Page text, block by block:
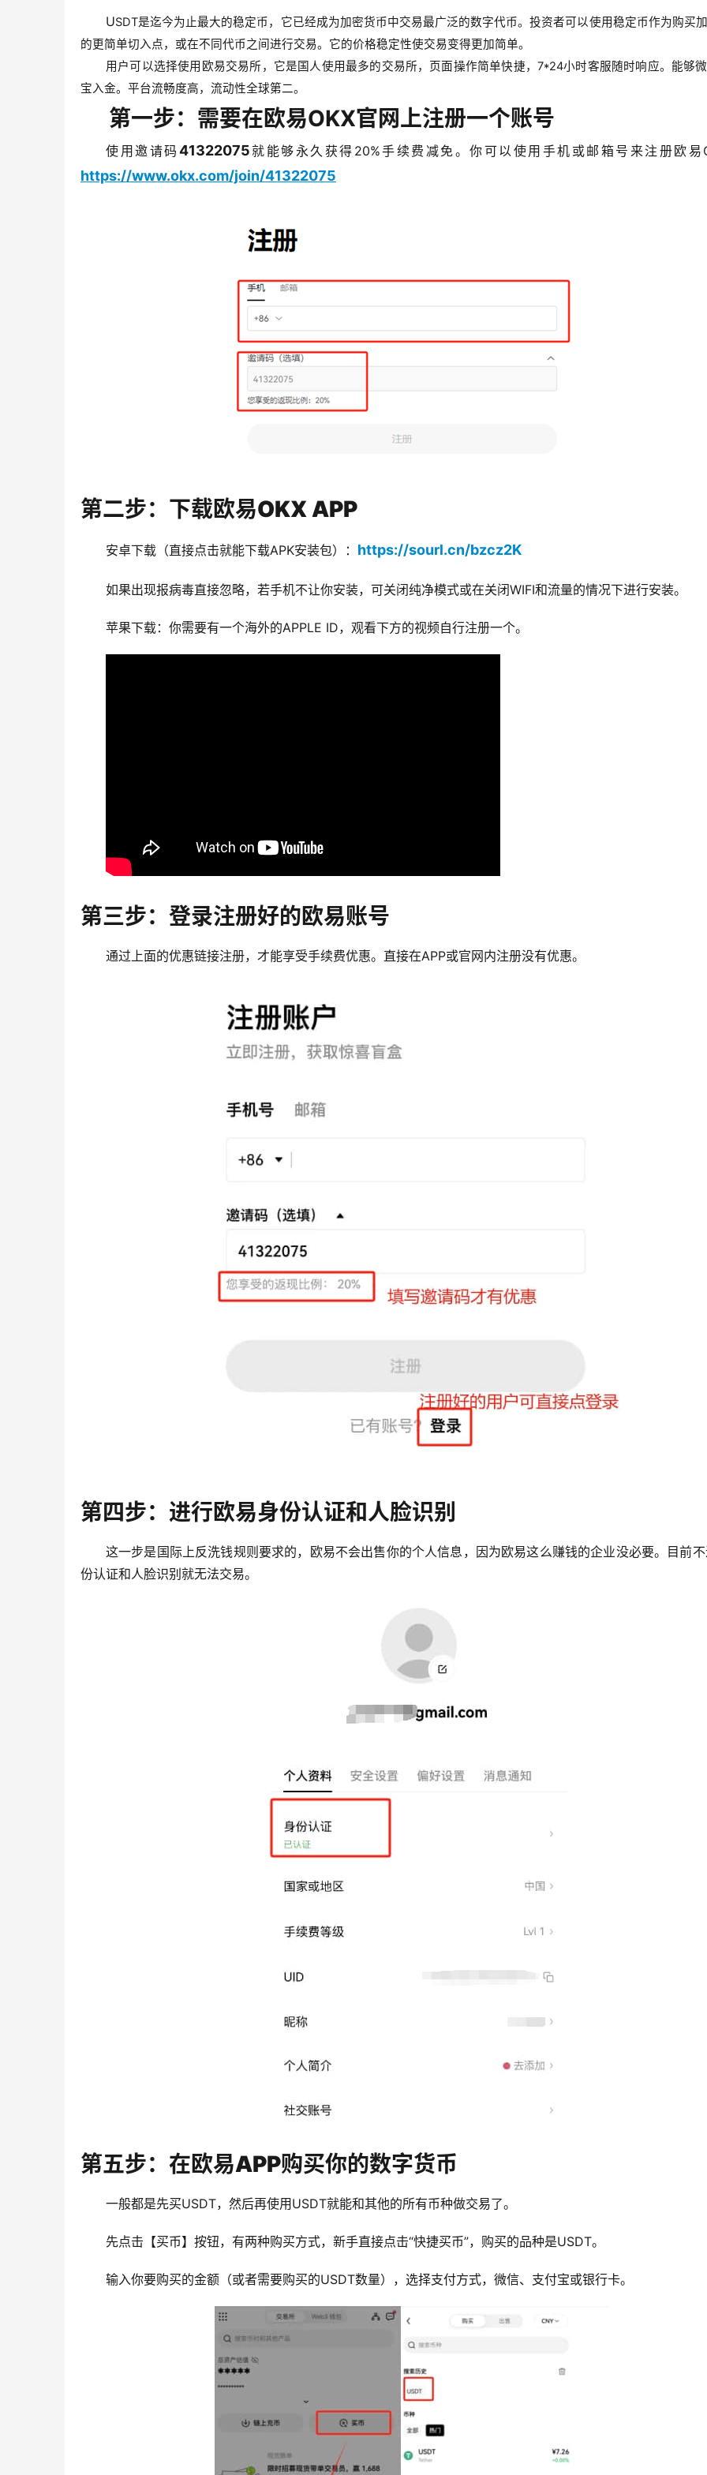
USDT是迄今为止最大的稳定币，它已经成为加密货币中交易最广泛的数字代币。投资者可以使用稳定币作为购买
的更简单切入点，或在不同代币之间进行交易。它的价格稳定性使交易变得更加简单。
用户可以选择使用欧易交易所，它是国人使用最多的交易所，页面操作简单快捷，7*24小时客服随时响应。能够
宝入金。平台流畅度高，流动性全球第二。
第一步：需要在欧易OKX官网上注册一个账号
使用邀请码 41322075就能够永久获得20%手续费减免。你可以使用手机或邮箱号来注册欧易
https://www.okx.com/join/41322075
第二步：下载欧易OKX APP
安卓下载（直接点击就能下载APK安装包）： https://sourl.cn/bzcz2K
如果出现报病毒直接忽略，若手机不让你安装，可关闭纯净模式或在关闭WIFI和流量的情况下进行安装。
苹果下载：你需要有一个海外的APPLE ID，观看下方的视频自行注册一个。
第三步：登录注册好的欧易账号
通过上面的优惠链接注册，才能享受手续费优惠。直接在APP或官网内注册没有优惠。
第四步：进行欧易身份认证和人脸识别
这一步是国际上反洗钱规则要求的，欧易不会出售你的个人信息，因为欧易这么赚钱的企业没必要。目前
份认证和人脸识别就无法交易。
第五步：在欧易APP购买你的数字货币
一般都是先买USDT，然后再使用USDT就能和其他的所有币种做交易了。
先点击【买币】按钮，有两种购买方式，新手直接点击“快捷买币”，购买的品种是USDT。
输入你要购买的金额（或者需要购买的USDT数量），选择支付方式，微信、支付宝或银行卡。